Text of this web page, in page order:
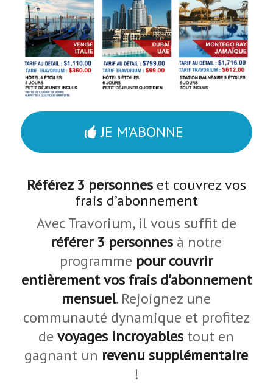
JE M’ABONNE
Référez 3 personneset couvrez vos
frais d’abonnement
Avec Travorium, il vous suffit de
référer 3 personnes à notre
programme pour couvrir
entièrement vos frais d’abonnement
mensuel. Rejoignez une
communauté dynamique et profitez
devoyages incroyables tout en
gagnant un revenu supplémentaire
!